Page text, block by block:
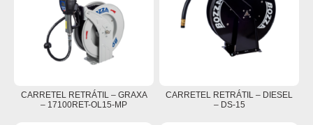
CARRETEL RETRÁTIL – GRAXA
– 17100RET-OL15-MP
CARRETEL RETRÁTIL – DIESEL
– DS-15